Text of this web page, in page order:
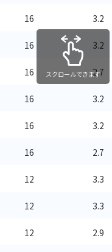
16 3.2
16 3.2
16 2.7
16 3.2
16 3.2
16 2.7
12 3.3
12 3.3
12 2.9
スクロールできます